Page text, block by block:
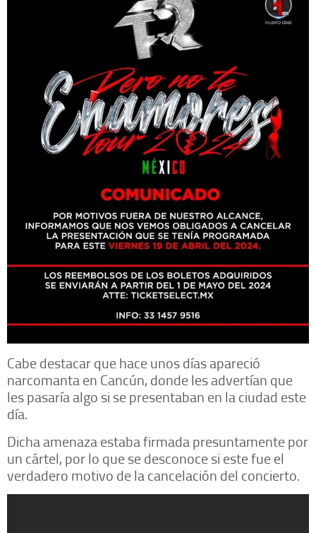
Cabe destacar que hace unos días apareció
narcomanta en Cancún, donde les advertían que
les pasaría algo si se presentaban en la ciudad este
día.
Dicha amenaza estaba firmada presuntamente por
un cártel, por lo que se desconoce si este fue el
verdadero motivo de la cancelación del concierto.